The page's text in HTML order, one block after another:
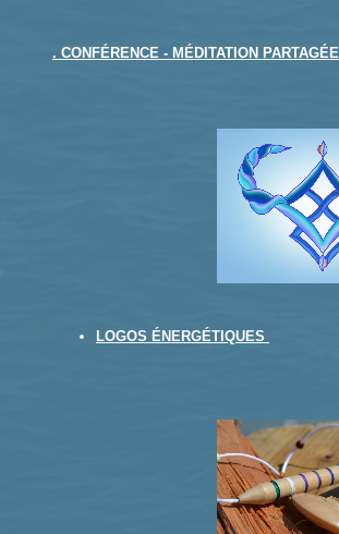
. CONFÉRENCE - MÉDITATION PARTAGÉE
LOGOS ÉNERGÉTIQUES